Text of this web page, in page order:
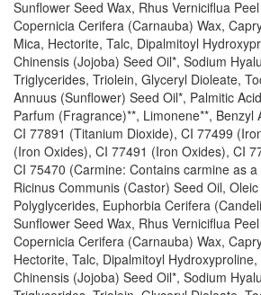
Sunflower Seed Wax, Rhus Verniciflua
Copernicia Cerifera (Carnauba) Wax,
Mica, Hectorite, Talc, Dipalmitoyl
Chinensis (Jojoba) Seed Oil*, Sodium
Triglycerides, Triolein, Glyceryl Dioleate,
Annuus (Sunflower) Seed Oil*, Palmitic
Parfum (Fragrance)**, Limonene**, Benzyl
CI 77891 (Titanium Dioxide), CI 77499
(Iron Oxides), CI 77491 (Iron Oxides), CI
CI 75470 (Carmine: Contains carmine as
Ricinus Communis (Castor) Seed Oil,
Polyglycerides, Euphorbia Cerifera
Sunflower Seed Wax, Rhus Verniciflua
Copernicia Cerifera (Carnauba) Wax,
Hectorite, Talc, Dipalmitoyl
Chinensis (Jojoba) Seed Oil*, Sodium